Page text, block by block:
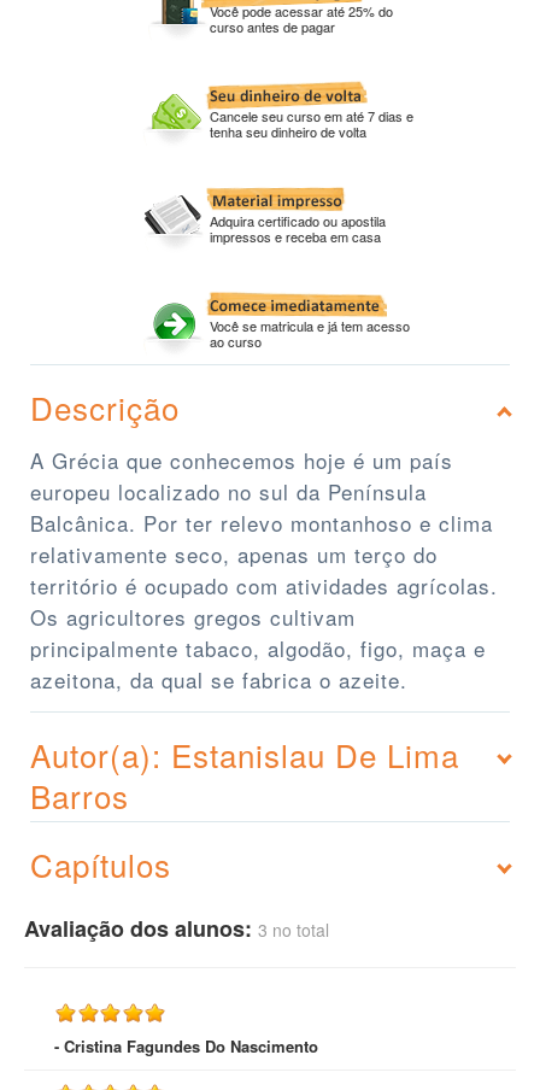
Você pode acessar até 25% do
curso antes de pagar
Cancele seu curso em até 7 dias e
tenha seu dinheiro de volta
Adquira certificado ou apostila
impressos e receba em casa
Você se matricula e já tem acesso
ao curso
Descrição
A Grécia que conhecemos hoje é um país
europeu localizado no sul da Península
Balcânica. Por ter relevo montanhoso e clima
relativamente seco, apenas um terço do
território é ocupado com atividades agrícolas.
Os agricultores gregos cultivam
principalmente tabaco, algodão, figo, maça e
azeitona, da qual se fabrica o azeite.
Autor(a): Estanislau De Lima
Barros
Capítulos
Avaliação dos alunos: 3 no total
- Cristina Fagundes Do Nascimento